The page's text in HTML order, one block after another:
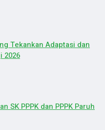
Tekankan Adaptasi dan
2026
SK PPPK dan PPPK Paruh